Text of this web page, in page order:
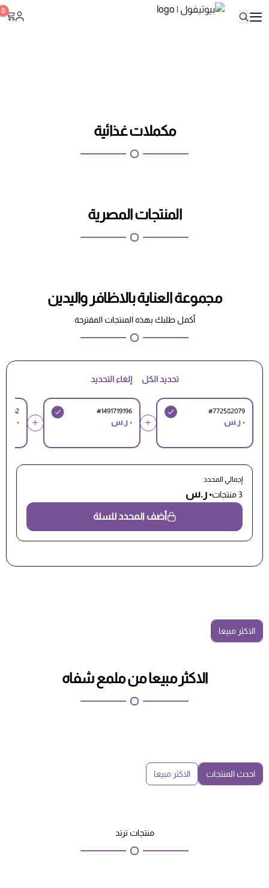
0
مكملات غذائية
المنتجات المصرية
مجموعة العناية بالاظافر واليدين
أكمل طلبك بهذه المنتجات المقترحة
تحديد الكل إلغاء التحديد
#772582079
٠ ر.س
#1491719196
٠ ر.س ٠ ر.س
إجمالي المحدد
3 منتجات ٠ ر.س
أضف المحدد للسلة
الاكثر مبيعا
الاكثر مبيعا من ملمع شفاه
احدث المنتجات الاكثر مبيعا
منتجات ترتد